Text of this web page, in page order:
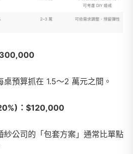
桌預算抓在 1.5～2 萬元之間。
：$120,000
紗公司的「包套方案」通常比單點